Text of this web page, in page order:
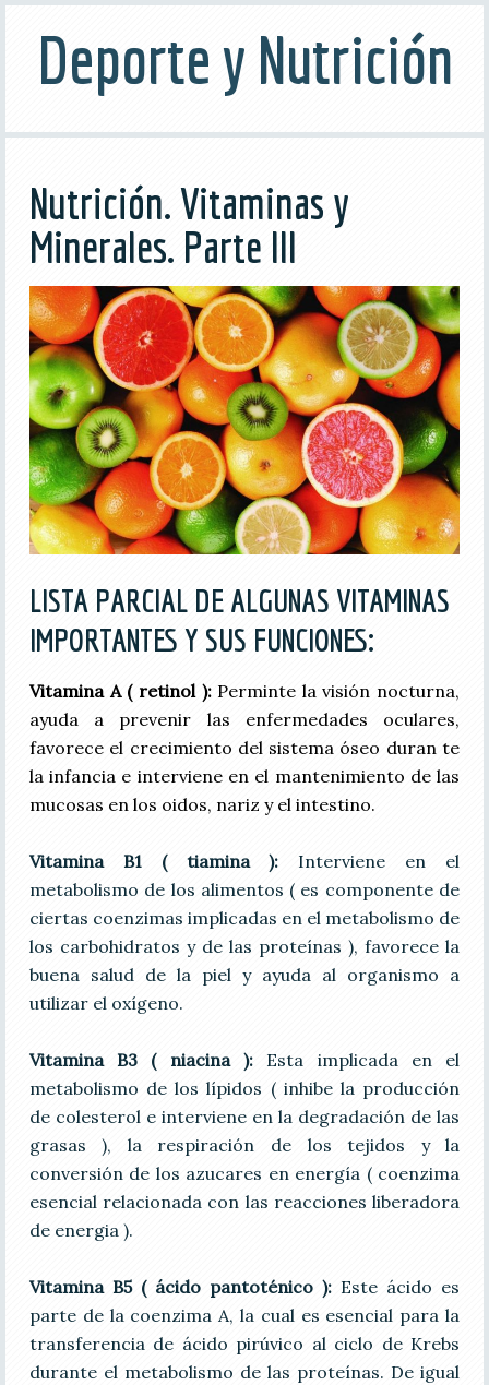
Deporte y Nutrición
Nutrición. Vitaminas y
Minerales. Parte III
LISTA PARCIAL DE ALGUNAS VITAMINAS
IMPORTANTES Y SUS FUNCIONES:
Vitamina A ( retinol ):Perminte la visión nocturna,
ayuda a prevenir las enfermedades oculares,
favorece el crecimiento del sistema óseo duran te
la infancia e interviene en el mantenimiento de las
mucosas en los oidos, nariz y el intestino.
Vitamina B1 ( tiamina ): Interviene en el
metabolismo de los alimentos ( es componente de
ciertas coenzimas implicadas en el metabolismo de
los carbohidratos y de las proteínas ), favorece la
buena salud de la piel y ayuda al organismo a
utilizar el oxígeno.
Vitamina B3 ( niacina ): Esta implicada en el
metabolismo de los lípidos ( inhibe la producción
de colesterol e interviene en la degradación de las
grasas ), la respiración de los tejidos y la
conversión de los azucares en energía ( coenzima
esencial relacionada con las reacciones liberadora
de energia ).
Vitamina B5 ( ácido pantoténico ): Este ácido es
parte de la coenzima A, la cual es esencial para la
transferencia de ácido pirúvico al ciclo de Krebs
durante el metabolismo de las proteínas. De igual